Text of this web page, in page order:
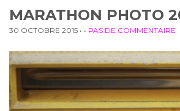
MARATHON PHOTO
30 OCTOBRE 2015 • • PAS DE COMMENTAIRE